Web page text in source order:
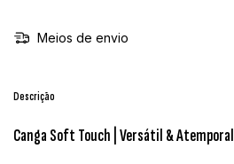
Meios de envio
Descrição
Canga Soft Touch | Versátil & Atemporal